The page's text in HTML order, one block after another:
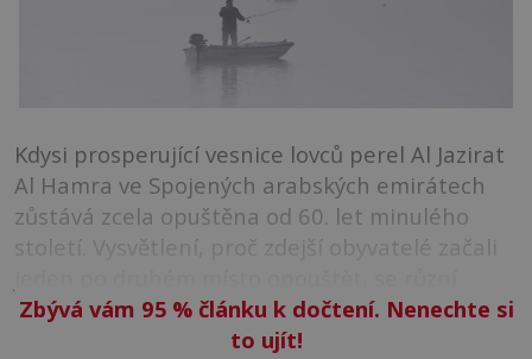
Kdysi prosperující vesnice lovců perel Al Jazirat
Al Hamra ve Spojených arabských emirátech
zůstává zcela opuštěna od 60. let minulého
století. Vysvětlení, proč zdejší obyvatelé začali
Zbývá vám 95 %článku k dočtení. Nenechte si
to ujít!